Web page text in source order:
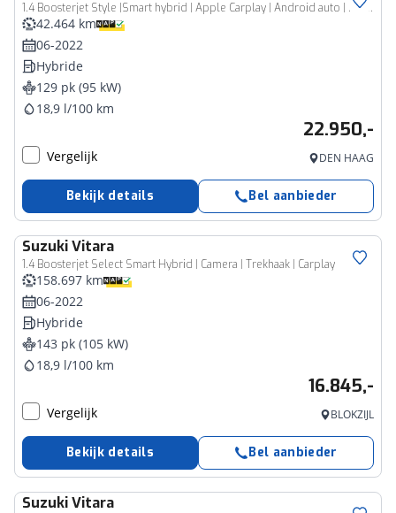
1.4 Boosterjet Style |Smart hybrid | Apple Carplay | Android auto | keyles Entry | Parkeer sensoren| Blindspot|
42.464 km
06-2022
Hybride
129 pk (95 kW)
18,9 l/100 km
22.950,-
Vergelijk DEN HAAG
Bekijk details Bel aanbieder
SuzukiVitara
1.4 Boosterjet Select Smart Hybrid | Camera | Trekhaak | Carplay
158.697 km
06-2022
Hybride
143 pk (105 kW)
18,9 l/100 km
16.845,-
Vergelijk BLOKZIJL
Bekijk details Bel aanbieder
SuzukiVitara